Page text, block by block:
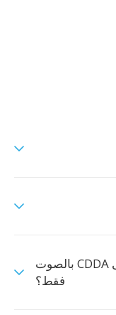
هل يحتفظ التحويل من WMV إلى CDDA بالصوت
فقط؟